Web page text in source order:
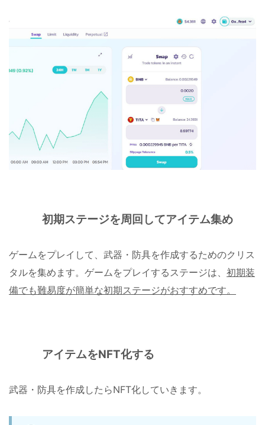
初期ステージを周回してアイテム集め
ゲームをプレイして、武器・防具を作成するためのクリス
タルを集めます。ゲームをプレイするステージは、 初期装
備でも難易度が簡単な初期ステージがおすすめです。
アイテムをNFT化する
武器・防具を作成したらNFT化していきます。